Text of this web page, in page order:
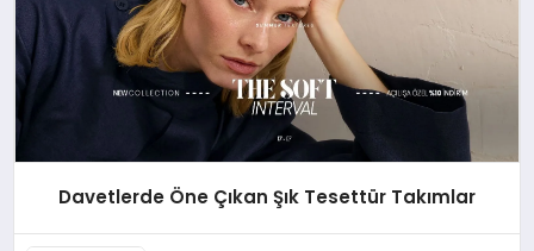
Davetlerde Öne Çıkan Şık Tesettür Takımlar